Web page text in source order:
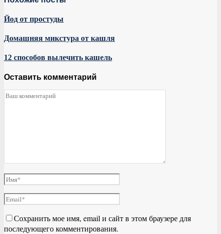
Йод от простуды
Домашняя микстура от кашля
12 способов вылечить кашель
Оставить комментарий
Сохранить мое имя, email и сайт в этом браузере для
последующего комментирования.